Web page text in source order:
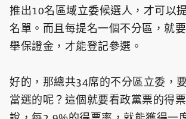
推出10名區域立委候選人，才可以
名單。而且每提名一個不分區，就
舉保證金，才能登記參選。
好的，那總共34席的不分區立委，
當選的呢？這個就要看政黨票的得